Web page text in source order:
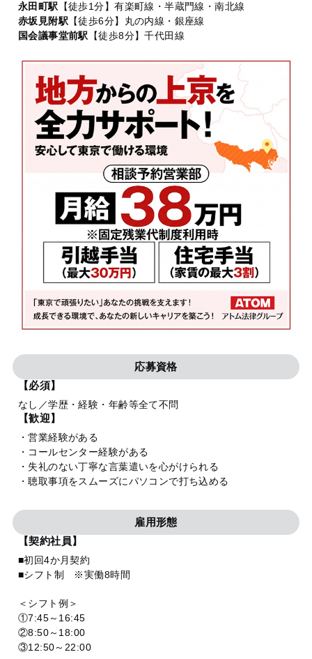
永田町駅 【徒歩1分】有楽町線・半蔵門線・南北線
赤坂見附駅 【徒歩6分】丸の内線・銀座線
国会議事堂前駅
【徒歩8分】千代田線
応募資格
【必須】
なし／学歴・経験・年齢等全て不問
【歓迎】
・営業経験がある
・コールセンター経験がある
・失礼のない丁寧な言葉遣いを心がけられる
・聴取事項をスムーズにパソコンで打ち込める
雇用形態
【契約社員】
■初回4か月契約
■シフト制 ※実働8時間
＜シフト例＞
①7:45～16:45
②8:50～18:00
③12:50～22:00